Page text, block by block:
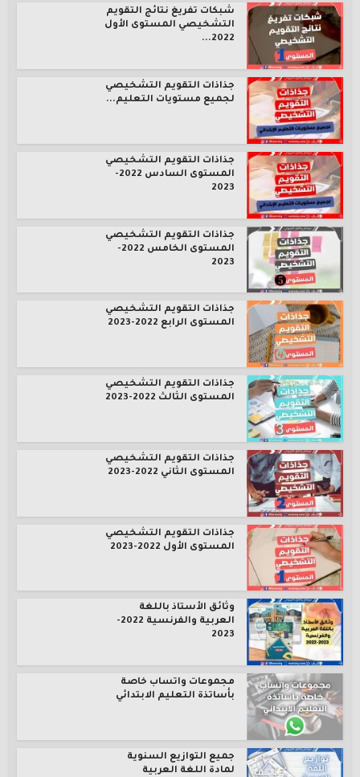
شبكات تفريغ نتائج التقويم
التشخيصي المستوى الأول
2022...
جذاذات التقويم التشخيصي
لجميع مستويات التعليم...
جذاذات التقويم التشخيصي
المستوى السادس 2022-
2023
جذاذات التقويم التشخيصي
المستوى الخامس 2022-
2023
جذاذات التقويم التشخيصي
المستوى الرابع 2022-2023
جذاذات التقويم التشخيصي
المستوى الثالث 2022-2023
جذاذات التقويم التشخيصي
المستوى الثاني 2022-2023
جذاذات التقويم التشخيصي
المستوى الأول 2022-2023
وثائق الأستاذ باللغة
العربية والفرنسية 2022-
2023
مجموعات واتساب خاصة
بأساتذة التعليم الابتدائي
جميع التوازيع السنوية
لمادة اللغة العربية